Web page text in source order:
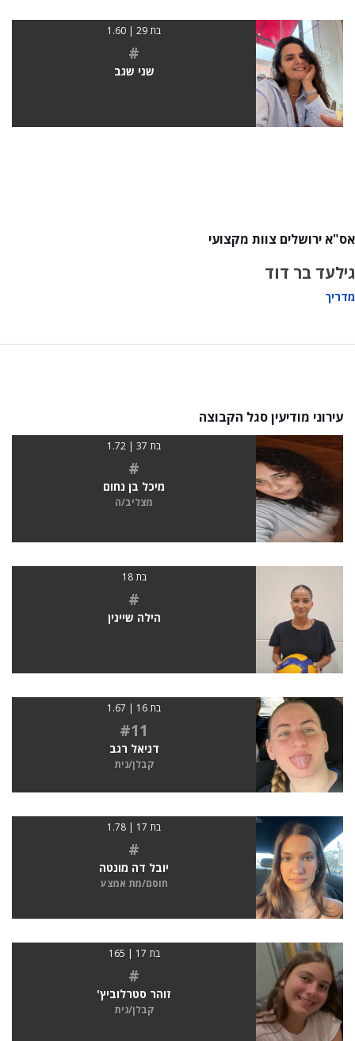
בת 29 | 1.60
#
שני שגב
אס"א ירושלים צוות מקצועי
גילעד בר דוד
מדריך
עירוני מודיעין סגל הקבוצה
בת 37 | 1.72
#
מיכל בן נחום
מצליב/ה
בת 18
#
הילה שיינין
בת 16 | 1.67
#11
דניאל רגב
קבלן/נית
בת 17 | 1.78
#
יובל דה מונטה
חוסם/מת אמצע
בת 17 | 165
#
זוהר סטרלוביץ'
קבלן/נית